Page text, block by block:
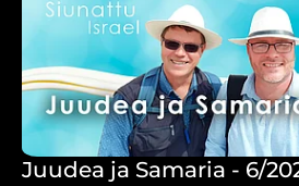
Juudea ja Samaria - 6/